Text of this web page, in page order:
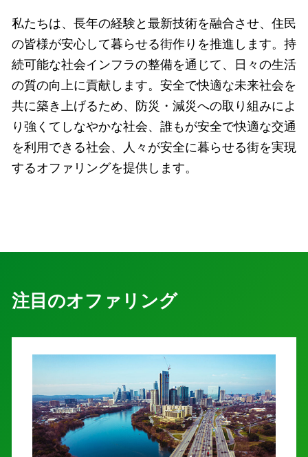
私たちは、長年の経験と最新技術を融合させ、住民
の皆様が安心して暮らせる街作りを推進します。持
続可能な社会インフラの整備を通じて、日々の生活
の質の向上に貢献します。安全で快適な未来社会を
共に築き上げるため、防災・減災への取り組みによ
り強くてしなやかな社会、誰もが安全で快適な交通
を利用できる社会、人々が安全に暮らせる街を実現
するオファリングを提供します。
注目のオファリング